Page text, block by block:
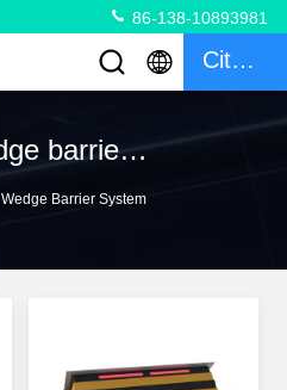
86-138-10893981
Citation
Mots-clés [ wedge barrier system ] correspondance 44 produits
Wedge Barrier System